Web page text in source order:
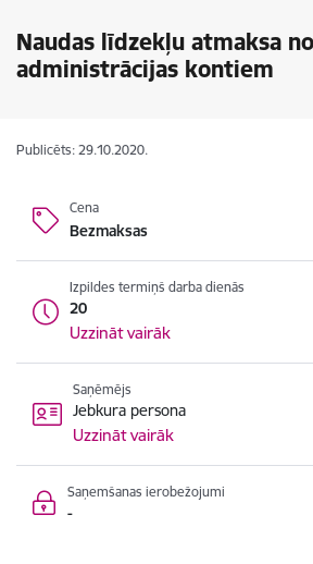
Naudas līdzekļu atmaksa
administrācijas kontiem
Publicēts: 29.10.2020.
Cena
Bezmaksas
Izpildes termiņš darba dienās
20
Uzzināt vairāk
Saņēmējs
Jebkura persona
Uzzināt vairāk
Saņemšanas ierobežojumi
-